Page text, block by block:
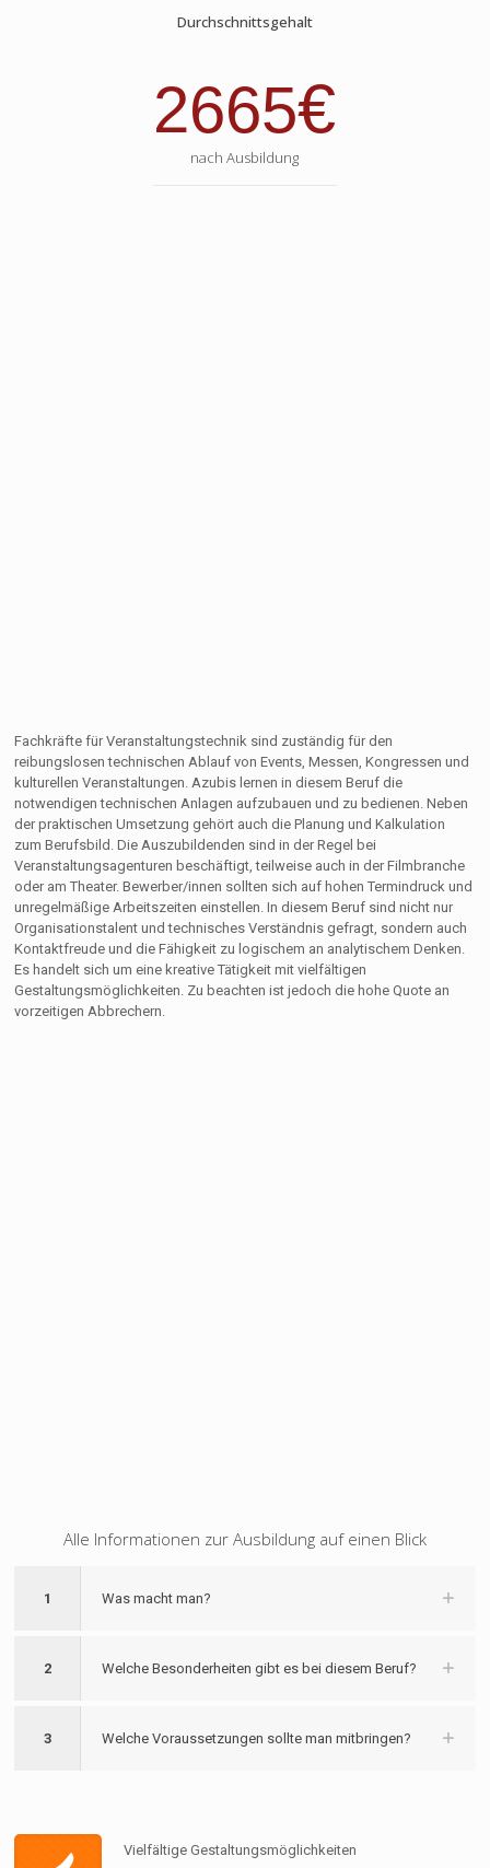
Durchschnittsgehalt
2665€
nach Ausbildung
Fachkräfte für Veranstaltungstechnik sind zuständig für den
reibungslosen technischen Ablauf von Events, Messen, Kongressen und
kulturellen Veranstaltungen. Azubis lernen in diesem Beruf die
notwendigen technischen Anlagen aufzubauen und zu bedienen. Neben
der praktischen Umsetzung gehört auch die Planung und Kalkulation
zum Berufsbild. Die Auszubildenden sind in der Regel bei
Veranstaltungsagenturen beschäftigt, teilweise auch in der Filmbranche
oder am Theater. Bewerber/innen sollten sich auf hohen Termindruck und
unregelmäßige Arbeitszeiten einstellen. In diesem Beruf sind nicht nur
Organisationstalent und technisches Verständnis gefragt, sondern auch
Kontaktfreude und die Fähigkeit zu logischem an analytischem Denken.
Es handelt sich um eine kreative Tätigkeit mit vielfältigen
Gestaltungsmöglichkeiten. Zu beachten ist jedoch die hohe Quote an
vorzeitigen Abbrechern.
Alle Informationen zur Ausbildung auf einen Blick
1 Was macht man?
2 Welche Besonderheiten gibt es bei diesem Beruf?
3 Welche Voraussetzungen sollte man mitbringen?
Vielfältige Gestaltungsmöglichkeiten